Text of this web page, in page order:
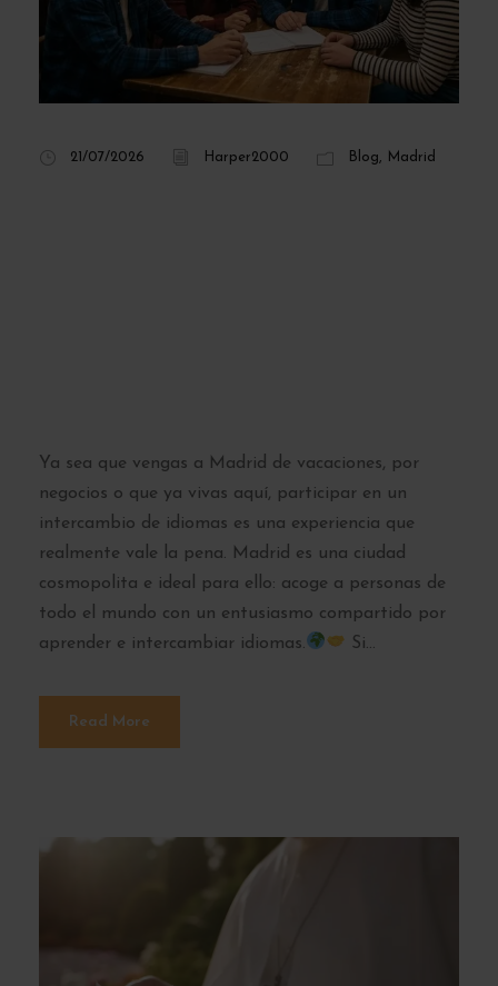
21/07/2026 Harper2000 Blog, Madrid
Ya sea que vengas a Madrid de vacaciones, por
negocios o que ya vivas aquí, participar en un
intercambio de idiomas es una experiencia que
realmente vale la pena. Madrid es una ciudad
cosmopolita e ideal para ello: acoge a personas de
todo el mundo con un entusiasmo compartido por
aprender e intercambiar idiomas.
Si...
Read More